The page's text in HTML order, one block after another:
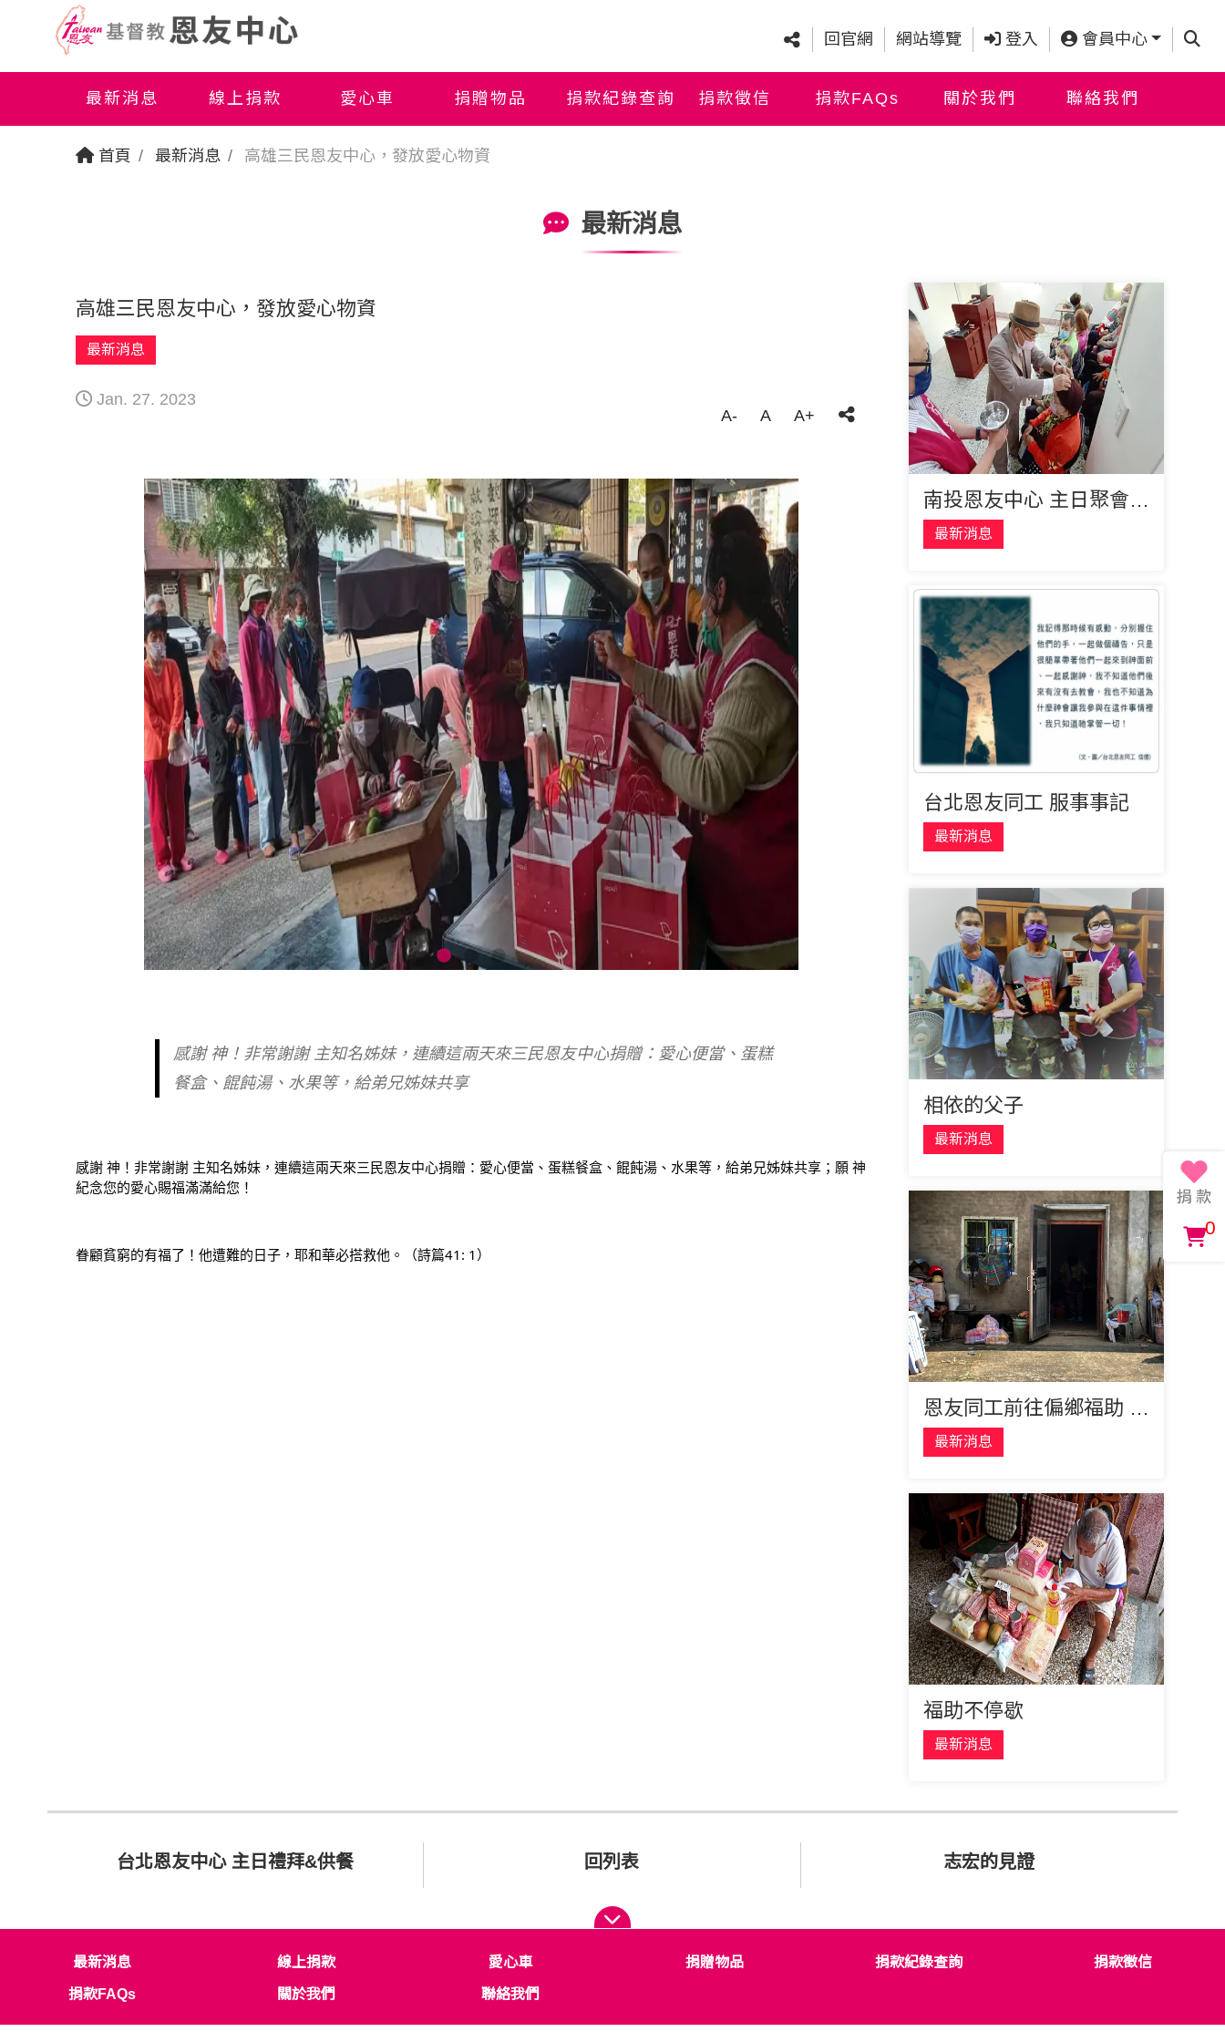
回官網 網站導覽 登入 會員中心 查詢
最新消息 線上捐款 愛心車 捐贈物品 捐款紀錄查詢 捐款徵信 捐款FAQs 關於我們 聯絡我們
首頁 最新消息 高雄三民恩友中心，發放愛心物資
最新消息
高雄三民恩友中心，發放愛心物資
最新消息
Jan. 27. 2023
A-
A A+
感謝 神！非常謝謝 主知名姊妹，連續這兩天來三民恩友中心捐贈：愛心便當、蛋糕
餐盒、餛飩湯、水果等，給弟兄姊妹共享
感謝 神！非常謝謝 主知名姊妹，連續這兩天來三民恩友中心捐贈：愛心便當、蛋糕餐盒、餛飩湯、水果等，給弟兄姊妹共享；願 神
紀念您的愛心賜福滿滿給您！
眷顧貧窮的有福了！他遭難的日子，耶和華必搭救他。（詩篇41: 1）
南投恩友中心 主日聚會並分送物資
最新消息
台北恩友同工 服事事記
最新消息
相依的父子
最新消息
恩友同工前往偏鄉福助 貧弱家庭
最新消息
福助不停歇
最新消息
台北恩友中心 主日禮拜&供餐 回列表 志宏的見證
最新消息 線上捐款 愛心車 捐贈物品 捐款紀錄查詢 捐款徵信
捐款FAQs 關於我們 聯絡我們
0